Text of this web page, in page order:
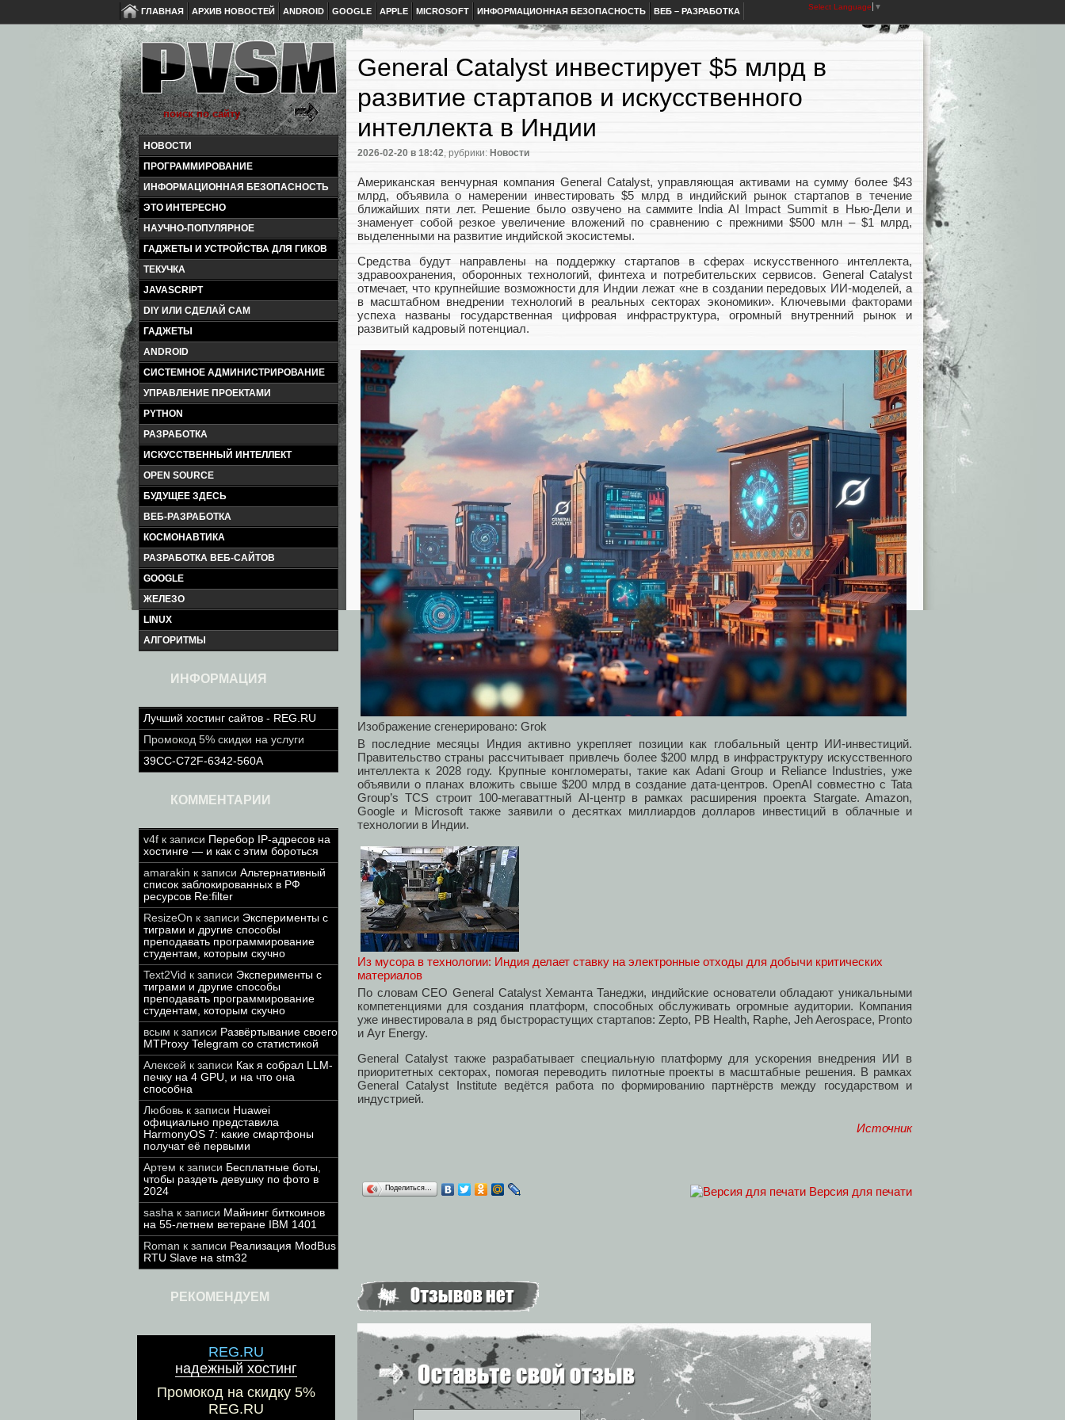
ГЛАВНАЯ АРХИВ НОВОСТЕЙ ANDROID GOOGLE APPLE MICROSOFT ИНФОРМАЦИОННАЯ БЕЗОПАСНОСТЬ ВЕБ – РАЗРАБОТКА Select Language ▼
НОВОСТИ
ПРОГРАММИРОВАНИЕ
ИНФОРМАЦИОННАЯ БЕЗОПАСНОСТЬ
ЭТО ИНТЕРЕСНО
НАУЧНО-ПОПУЛЯРНОЕ
ГАДЖЕТЫ И УСТРОЙСТВА ДЛЯ ГИКОВ
ТЕКУЧКА
JAVASCRIPT
DIY ИЛИ СДЕЛАЙ САМ
ГАДЖЕТЫ
ANDROID
СИСТЕМНОЕ АДМИНИСТРИРОВАНИЕ
УПРАВЛЕНИЕ ПРОЕКТАМИ
PYTHON
РАЗРАБОТКА
ИСКУССТВЕННЫЙ ИНТЕЛЛЕКТ
OPEN SOURCE
БУДУЩЕЕ ЗДЕСЬ
ВЕБ-РАЗРАБОТКА
КОСМОНАВТИКА
РАЗРАБОТКА ВЕБ-САЙТОВ
GOOGLE
ЖЕЛЕЗО
LINUX
АЛГОРИТМЫ
ИНФОРМАЦИЯ
Лучший хостинг сайтов - REG.RU
Промокод 5% скидки на услуги
39CC-C72F-6342-560A
КОММЕНТАРИИ
v4f к записи Перебор IP-адресов на
хостинге — и как с этим бороться
amarakin к записи Альтернативный
список заблокированных в РФ
ресурсов Re:filter
ResizeOn к записи Эксперименты с
тиграми и другие способы
преподавать программирование
студентам, которым скучно
Text2Vid к записи Эксперименты с
тиграми и другие способы
преподавать программирование
студентам, которым скучно
всым к записи Развёртывание своего
MTProxy Telegram со статистикой
Алексей к записи Как я собрал LLM-
печку на 4 GPU, и на что она
способна
Любовь к записи Huawei
официально представила
HarmonyOS 7: какие смартфоны
получат её первыми
Артем к записи Бесплатные боты,
чтобы раздеть девушку по фото в
2024
sasha к записи Майнинг биткоинов
на 55-летнем ветеране IBM 1401
Roman к записи Реализация ModBus
RTU Slave на stm32
РЕКОМЕНДУЕМ
REG.RU
надежный хостинг
Промокод на скидку 5%
REG.RU
General Catalyst инвестирует $5 млрд в
развитие стартапов и искусственного
интеллекта в Индии
2026-02-20 в 18:42, рубрики: Новости
Американская венчурная компания General Catalyst, управляющая активами на сумму более $43
млрд, объявила о намерении инвестировать $5 млрд в индийский рынок стартапов в течение
ближайших пяти лет. Решение было озвучено на саммите India AI Impact Summit в Нью-Дели и
знаменует собой резкое увеличение вложений по сравнению с прежними $500 млн – $1 млрд,
выделенными на развитие индийской экосистемы.
Средства будут направлены на поддержку стартапов в сферах искусственного интеллекта,
здравоохранения, оборонных технологий, финтеха и потребительских сервисов. General Catalyst
отмечает, что крупнейшие возможности для Индии лежат «не в создании передовых ИИ-моделей, а
в масштабном внедрении технологий в реальных секторах экономики». Ключевыми факторами
успеха названы государственная цифровая инфраструктура, огромный внутренний рынок и
развитый кадровый потенциал.
Изображение сгенерировано: Grok
В последние месяцы Индия активно укрепляет позиции как глобальный центр ИИ-инвестиций.
Правительство страны рассчитывает привлечь более $200 млрд в инфраструктуру искусственного
интеллекта к 2028 году. Крупные конгломераты, такие как Adani Group и Reliance Industries, уже
объявили о планах вложить свыше $200 млрд в создание дата-центров. OpenAI совместно с Tata
Group’s TCS строит 100-мегаваттный AI-центр в рамках расширения проекта Stargate. Amazon,
Google и Microsoft также заявили о десятках миллиардов долларов инвестиций в облачные и
технологии в Индии.
Из мусора в технологии: Индия делает ставку на электронные отходы для добычи критических
материалов
По словам CEO General Catalyst Хеманта Танеджи, индийские основатели обладают уникальными
компетенциями для создания платформ, способных обслуживать огромные аудитории. Компания
уже инвестировала в ряд быстрорастущих стартапов: Zepto, PB Health, Raphe, Jeh Aerospace, Pronto
и Ayr Energy.
General Catalyst также разрабатывает специальную платформу для ускорения внедрения ИИ в
приоритетных секторах, помогая переводить пилотные проекты в масштабные решения. В рамках
General Catalyst Institute ведётся работа по формированию партнёрств между государством и
индустрией.
Источник
Версия для печати
Поделиться…